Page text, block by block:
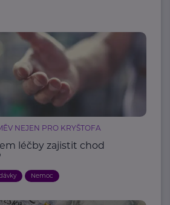
NEJEN PRO KRYŠTOFA
léčby zajistit chod
Nemoc